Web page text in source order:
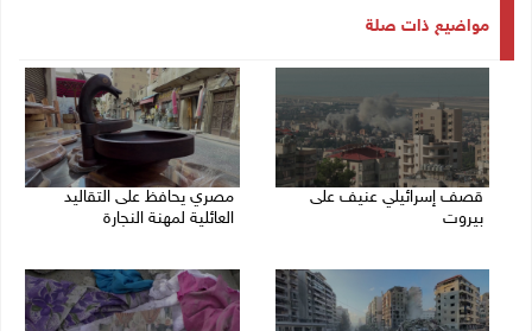
مواضيع ذات صلة
قصف إسرائيلي عنيف على
بيروت
مصري يحافظ على التقاليد
العائلية لمهنة النجارة